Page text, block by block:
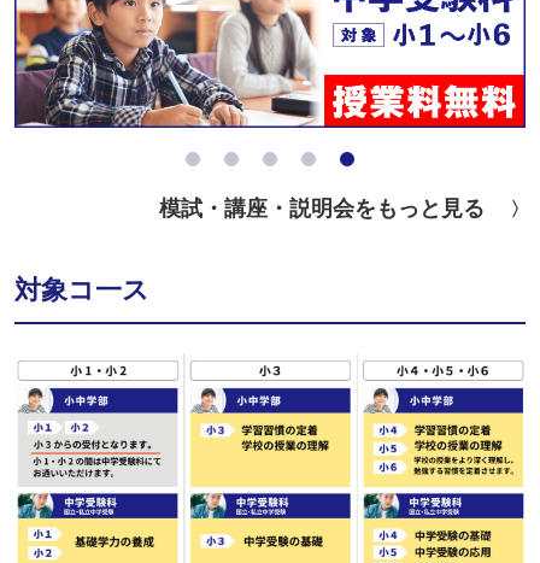
模試・講座・説明会をもっと見る
対象コ一ス